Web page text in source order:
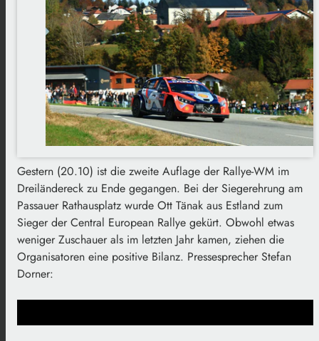
Gestern (20.10) ist die zweite Auflage der Rallye-WM im
Dreiländereck zu Ende gegangen. Bei der Siegerehrung am
Passauer Rathausplatz wurde Ott Tänak aus Estland zum
Sieger der Central European Rallye gekürt. Obwohl etwas
weniger Zuschauer als im letzten Jahr kamen, ziehen die
Organisatoren eine positive Bilanz. Pressesprecher Stefan
Dorner: